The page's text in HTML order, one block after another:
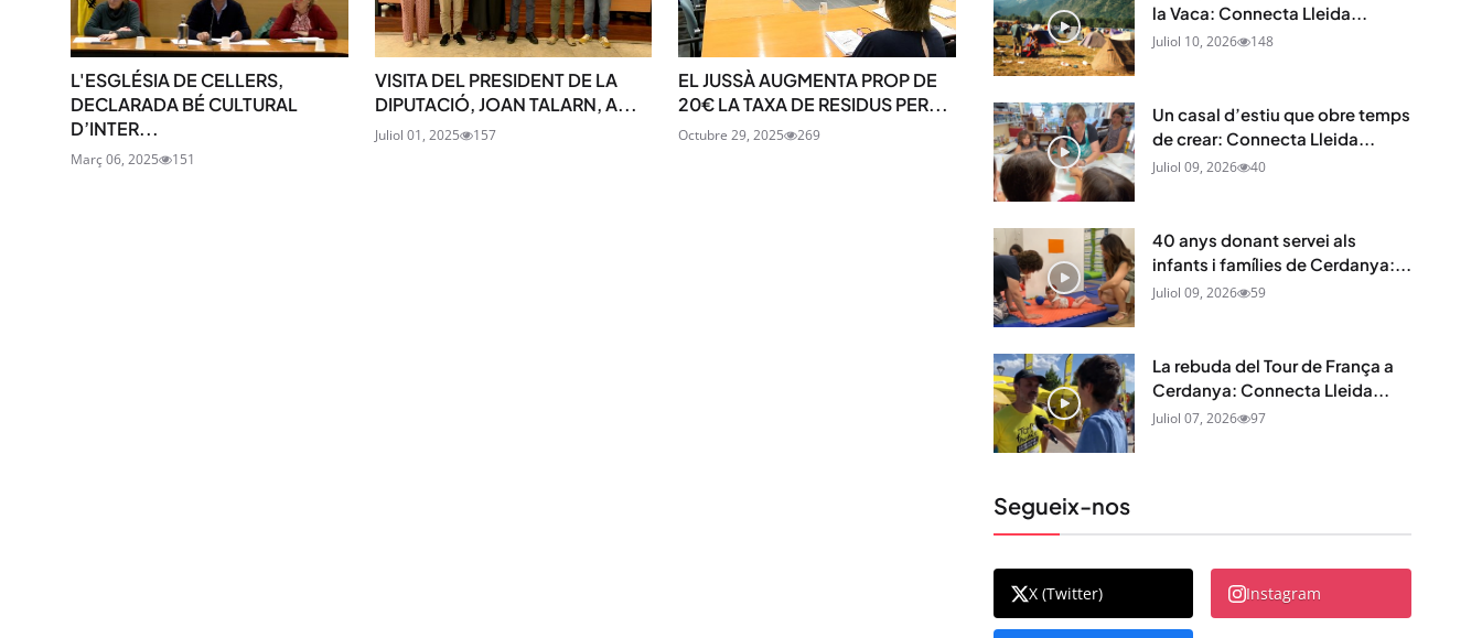
L'ESGLÉSIA DE CELLERS,
DECLARADA BÉ CULTURAL
D’INTER...
Març 06, 2025 151
VISITA DEL PRESIDENT DE LA
DIPUTACIÓ, JOAN TALARN, A...
Juliol 01, 2025 157
EL JUSSÀ AUGMENTA PROP DE
20€ LA TAXA DE RESIDUS PER...
Octubre 29, 2025 269
la Vaca: Connecta Lleida...
Juliol 10, 2026 148
Un casal d’estiu que obre temps
de crear: Connecta Lleida...
Juliol 09, 2026 40
40 anys donant servei als
infants i famílies de Cerdanya:...
Juliol 09, 2026 59
La rebuda del Tour de França a
Cerdanya: Connecta Lleida...
Juliol 07, 2026 97
Segueix-nos
X (Twitter) Instagram